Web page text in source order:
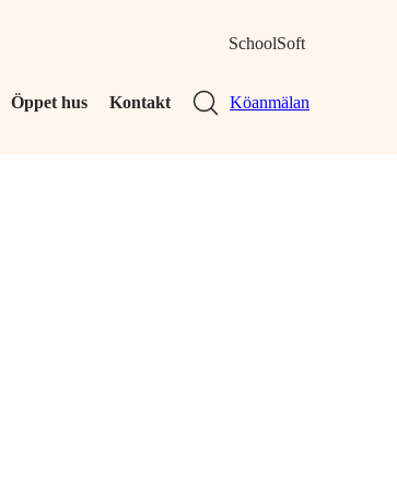
Öppet hus Kontakt
SchoolSoft
Köanmälan